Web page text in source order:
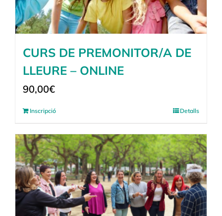
CURS DE PREMONITOR/A DE
LLEURE – ONLINE
90,00€
Inscripció Detalls